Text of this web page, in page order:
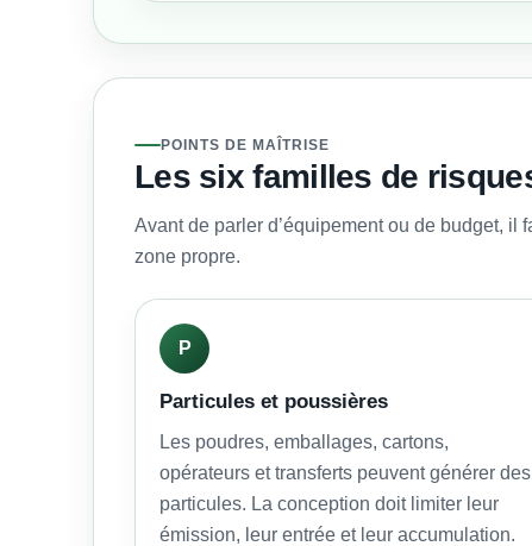
POINTS DE MAÎTRISE
Les six familles de
Avant de parler d’équipement ou de budget, il
zone propre.
P
Particules et poussières
Les poudres, emballages, cartons,
opérateurs et transferts peuvent générer des
particules. La conception doit limiter leur
émission, leur entrée et leur accumulation.